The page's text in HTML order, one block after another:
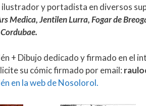
y portadista en diversos
Medica, Jentilen Lurra, Fogar de
+ Dibujo dedicado y firmado en el
su cómic firmado por email:
en la web de Nosolorol.